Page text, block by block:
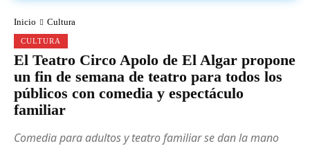
Inicio Cultura
CULTURA
El Teatro Circo Apolo de El Algar propone
un fin de semana de teatro para todos los
públicos con comedia y espectáculo
familiar
Comedia para adultos y teatro familiar se dan la mano